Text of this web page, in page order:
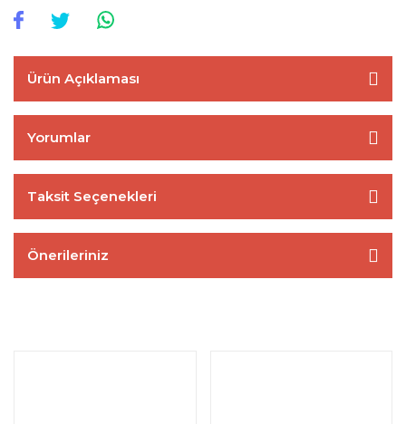
Ürün Açıklaması
Yorumlar
Taksit Seçenekleri
Önerileriniz